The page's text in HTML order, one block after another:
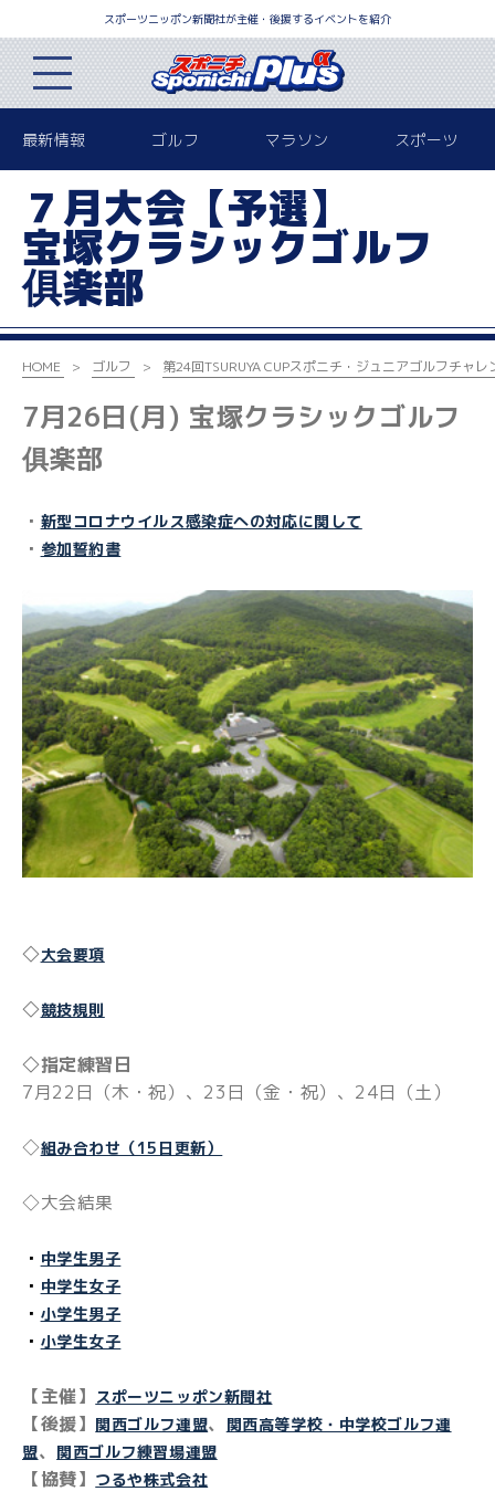
スポーツニッポン新聞社が主催・後援するイベントを紹介
最新情報 ゴルフ マラソン スポーツ
７月大会【予選】
宝塚クラシックゴルフ
俱楽部
HOME ゴルフ 第24回TSURUYA CUPスポニチ・ジュニアゴルフチャレ
7月26日(月) 宝塚クラシックゴルフ
俱楽部
・ 新型コロナウイルス感染症への対応に関して
・ 参加誓約書
◇大会要項
◇競技規則
◇指定練習日
7月22日（木・祝）、23日（金・祝）、24日（土）
◇組み合わせ（15日更新）
◇大会結果
・ 中学生男子
・ 中学生女子
・ 小学生男子
・ 小学生女子
【主催】 スポーツニッポン新聞社
【後援】 関西ゴルフ連盟、
関西高等学校・中学校ゴルフ連
盟、 関西ゴルフ練習場連盟
【協賛】 つるや株式会社